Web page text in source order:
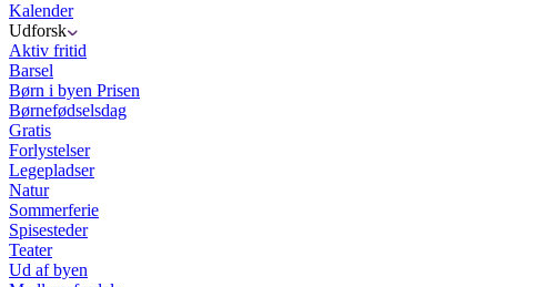
Kalender
Udforsk
Aktiv fritid
Barsel
Børn i byen Prisen
Børnefødselsdag
Gratis
Forlystelser
Legepladser
Natur
Sommerferie
Spisesteder
Teater
Ud af byen